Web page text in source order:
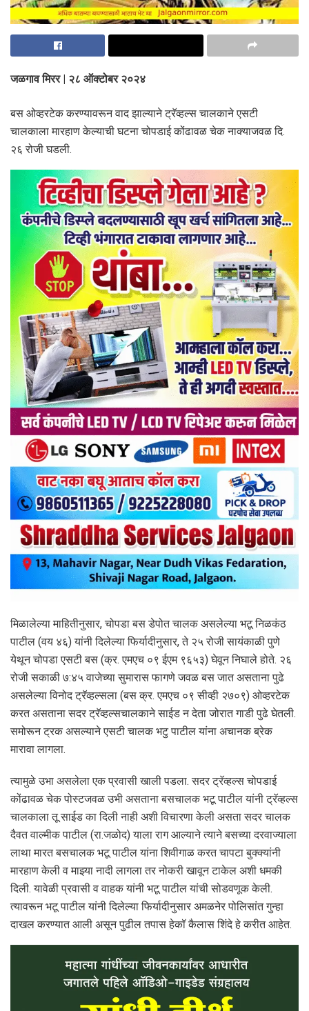
जळगाव मिरर | २८ ऑक्टोबर २०२४
बस ओव्हरटेक करण्यावरून वाद झाल्याने ट्रॅव्हल्स चालकाने एसटी
चालकाला मारहाण केल्याची घटना चोपडाई कोंढावळ चेक नाक्याजवळ दि.
२६ रोजी घडली.
मिळालेल्या माहितीनुसार, चोपडा बस डेपोत चालक असलेल्या भटू निळकंठ
पाटील (वय ४६) यांनी दिलेल्या फिर्यादीनुसार, ते २५ रोजी सायंकाळी पुणे
येथून चोपडा एसटी बस (क्र. एमएच ०९ ईएम ९६५३) घेवून निघाले होते. २६
रोजी सकाळी ७:४५ वाजेच्या सुमारास फागणे जवळ बस जात असताना पुढे
असलेल्या विनोद ट्रॅव्हल्सला (बस क्र. एमएच ०९ सीव्ही २७०९) ओव्हरटेक
करत असताना सदर ट्रॅव्हल्सचालकाने साईड न देता जोरात गाडी पुढे घेतली.
समोरून ट्रक असल्याने एसटी चालक भटु पाटील यांना अचानक ब्रेक
मारावा लागला.
त्यामुळे उभा असलेला एक प्रवासी खाली पडला. सदर ट्रॅव्हल्स चोपडाई
कोंढावळ चेक पोस्टजवळ उभी असताना बसचालक भटू पाटील यांनी ट्रॅव्हल्स
चालकाला तू साईड का दिली नाही अशी विचारणा केली असता सदर चालक
दैवत वाल्मीक पाटील (रा.जळोद) याला राग आल्याने त्याने बसच्या दरवाज्याला
लाथा मारत बसचालक भटू पाटील यांना शिवीगाळ करत चापटा बुक्क्यांनी
मारहाण केली व माझ्या नादी लागला तर नोकरी खावून टाकेल अशी धमकी
दिली. यावेळी प्रवासी व वाहक यांनी भटू पाटील यांची सोडवणूक केली.
त्यावरून भटू पाटील यांनी दिलेल्या फिर्यादीनुसार अमळनेर पोलिसांत गुन्हा
दाखल करण्यात आली असून पुढील तपास हेकॉ कैलास शिंदे हे करीत आहेत.